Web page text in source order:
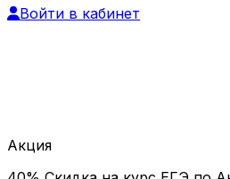
Войти в кабинет
Акция